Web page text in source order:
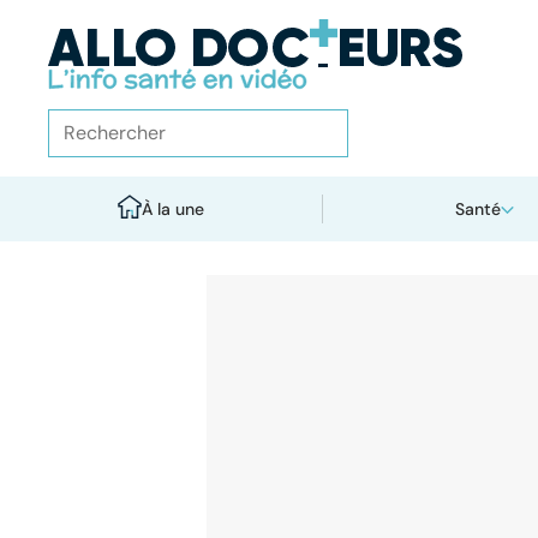
À la une Santé